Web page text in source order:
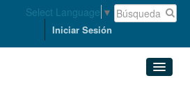
Select Language ▼
Iniciar Sesión